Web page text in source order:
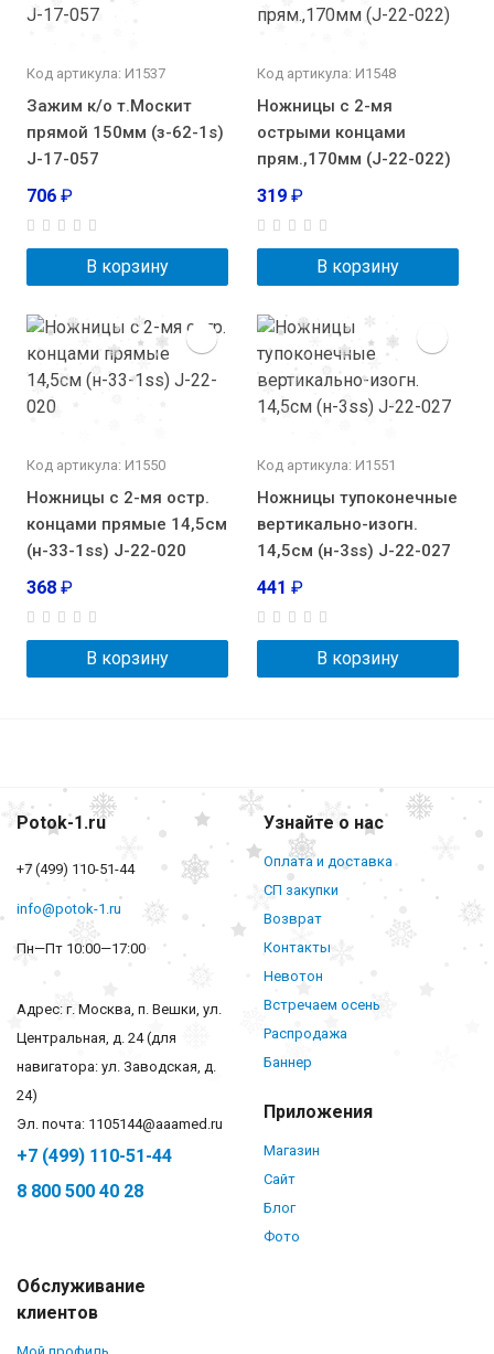
Код артикула: И1537
Зажим к/о т.Москит
прямой 150мм (з-62-1s)
J-17-057
706 ₽
В корзину
Код артикула: И1548
Ножницы с 2-мя
острыми концами
прям.,170мм (J-22-022)
319 ₽
В корзину
Код артикула: И1550
Ножницы с 2-мя остр.
концами прямые 14,5см
(н-33-1ss) J-22-020
368 ₽
В корзину
Код артикула: И1551
Ножницы тупоконечные
вертикально-изогн.
14,5см (н-3ss) J-22-027
441 ₽
В корзину
Potok-1.ru
+7 (499) 110-51-44
info@potok-1.ru
Пн—Пт 10:00—17:00
Адрес: г. Москва, п. Вешки, ул.
Центральная, д. 24 (для
навигатора: ул. Заводская, д.
24)
Эл. почта: 1105144@aaamed.ru
+7 (499) 110-51-44
8 800 500 40 28
Узнайте о нас
Оплата и доставка
СП закупки
Возврат
Контакты
Невотон
Встречаем осень
Распродажа
Баннер
Приложения
Магазин
Сайт
Блог
Фото
Обслуживание
клиентов